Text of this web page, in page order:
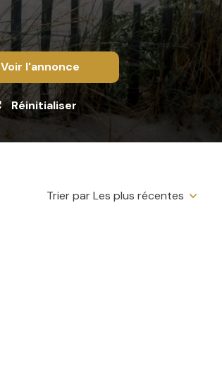
Voir l'annonce
Réinitialiser
Trier par Les plus récentes